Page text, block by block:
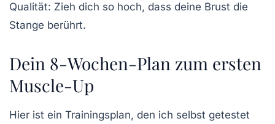
Qualität: Zieh dich so hoch, dass deine Brust die
Stange berührt.
Dein 8-Wochen-Plan zum ersten
Muscle-Up
Hier ist ein Trainingsplan, den ich selbst getestet